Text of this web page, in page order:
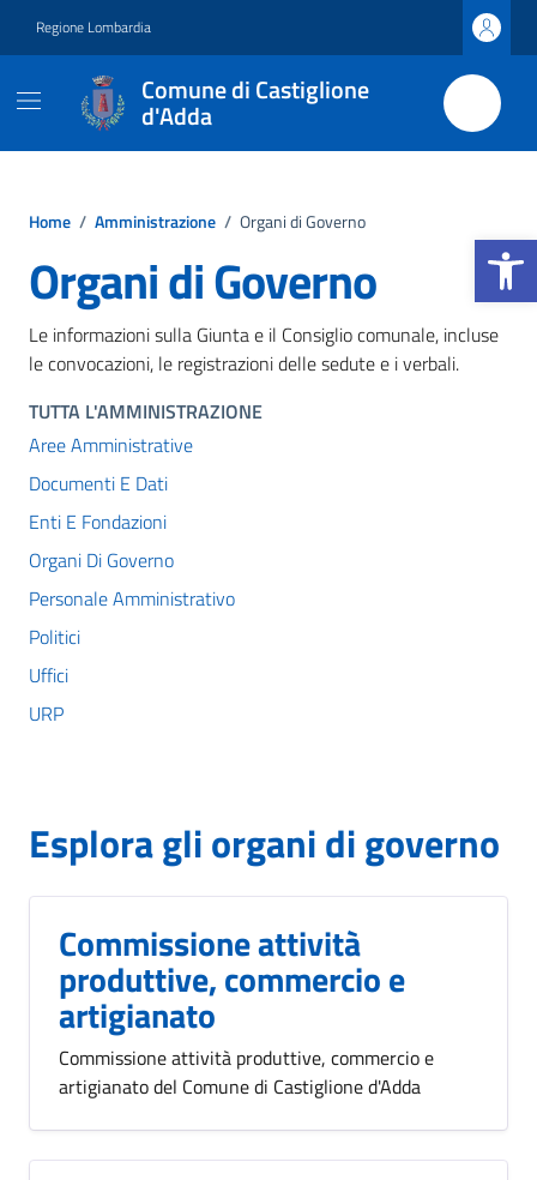
Apri la
Regione Lombardia
Comune di Castiglione
d'Adda
Home / Amministrazione / Organi di Governo
Organi di Governo
Le informazioni sulla Giunta e il Consiglio comunale, incluse
le convocazioni, le registrazioni delle sedute e i verbali.
TUTTA L'AMMINISTRAZIONE
Aree Amministrative
Documenti E Dati
Enti E Fondazioni
Organi Di Governo
Personale Amministrativo
Politici
Uffici
URP
Esplora gli organi di governo
Commissione attività
produttive, commercio e
artigianato
Commissione attività produttive, commercio e
artigianato del Comune di Castiglione d'Adda